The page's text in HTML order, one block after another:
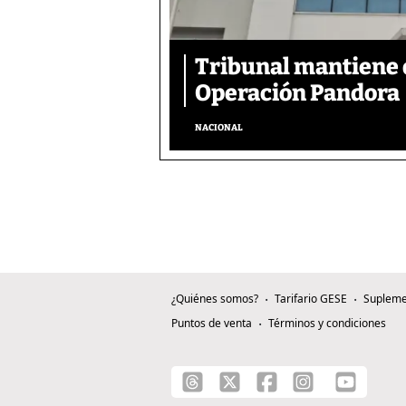
Tribunal mantiene
Operación Pandora
NACIONAL
¿Quiénes somos? Tarifario GESE
Puntos de venta
Términos y condiciones